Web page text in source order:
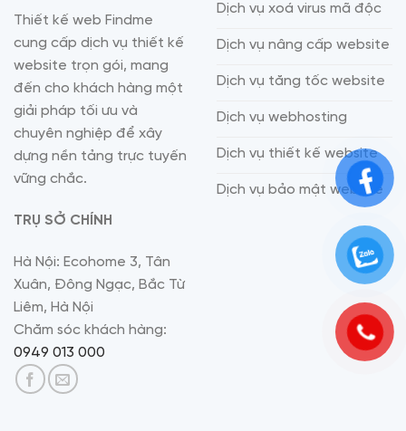
Thiết kế web Findme
cung cấp dịch vụ thiết kế
website trọn gói, mang
đến cho khách hàng một
giải pháp tối ưu và
chuyên nghiệp để xây
dựng nền tảng trực tuyến
vững chắc.
TRỤ SỞ CHÍNH
Hà Nội: Ecohome 3, Tân
Xuân, Đông Ngạc, Bắc Từ
Liêm, Hà Nội
Chăm sóc khách hàng:
0949 013 000
Dịch vụ xoá virus mã độc
Dịch vụ nâng cấp website
Dịch vụ tăng tốc website
Dịch vụ webhosting
Dịch vụ thiết kế website
Dịch vụ bảo mật website